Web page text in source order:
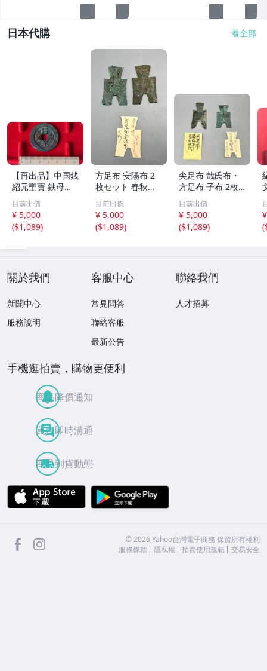
日本代購 看全部
【再出品】中国銭
紹元聖寶 鉄母
銭？
目前出價
¥ 5,000
($1,089)
方足布 安陽布 2
枚セット 春秋戦
国時代 中国古代
銭貨 布貨 布幣 銅
銭 古銭 コレクシ
ョン 貨幣
目前出價
¥ 5,000
($1,089)
尖足布 哉氏布・
方足布 子布 2枚
セット 中国戦国
古銭 布幣 古銭 貨
布 貨幣
目前出價
¥ 5,000
($1,089)
(
關於我們
新聞中心
服務說明
客服中心
常見問答
聯絡客服
最新公告
聯絡我們
人才招募
手機逛拍賣，購物更便利
商品降價通知
買賣即時溝通
商品到貨動態
APP Store
facebook ©2026 Yahoo台灣電子商務 保留所有權利
服務條款
隱私權 拍賣使用規範 交易安全